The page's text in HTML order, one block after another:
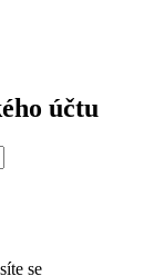
účtu
se